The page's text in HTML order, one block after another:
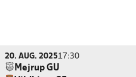
20. AUG. 202517:30
Mejrup GU